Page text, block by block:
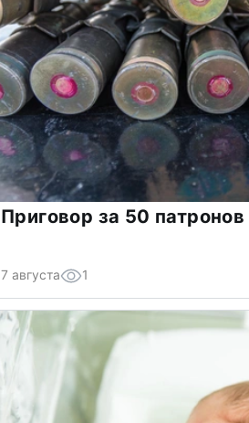
Приговор за 50
7 августа 1